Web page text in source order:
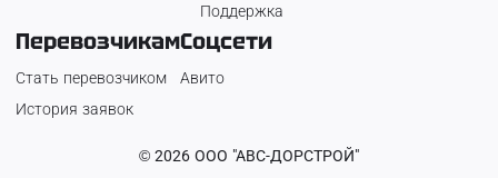
Поддержка
Перевозчикам
Стать перевозчиком
История заявок
Соцсети
Авито
© 2026 ООО "АВС-ДОРСТРОЙ"